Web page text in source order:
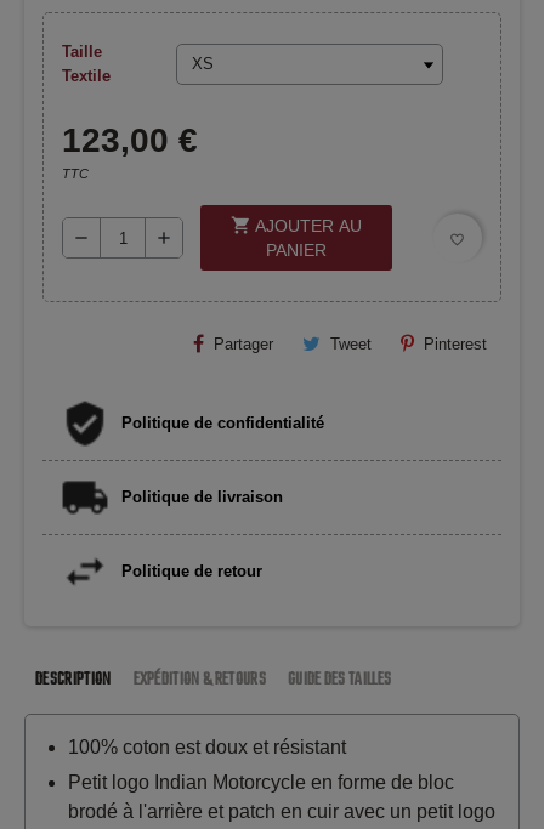
Taille
Textile
123,00 €
TTC
remove add
shopping_cart AJOUTER AU
PANIER
favorite_border
Partager Tweet Pinterest
Politique de confidentialité
Politique de livraison
Politique de retour
DESCRIPTION EXPÉDITION & RETOURS GUIDE DES TAILLES
100% coton est doux et résistant
Petit logo Indian Motorcycle en forme de bloc
brodé à l'arrière et patch en cuir avec un petit logo